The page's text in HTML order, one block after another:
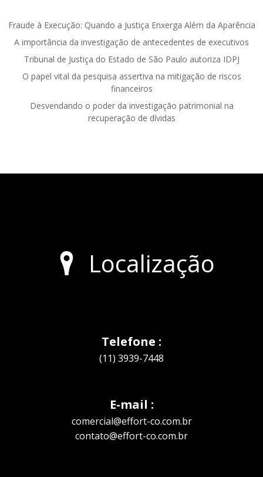
Fraude à Execução: Quando a Justiça Enxerga Além da Aparência
A importância da investigação de antecedentes de executivos
Tribunal de Justiça do Estado de São Paulo autoriza IDPJ
O papel vital da pesquisa assertiva na mitigação de riscos
financeiros
Desvendando o poder da investigação patrimonial na
recuperação de dívidas
Localização
Telefone :
(11) 3939-7448
E-mail :
comercial@effort-co.com.br
contato@effort-co.com.br